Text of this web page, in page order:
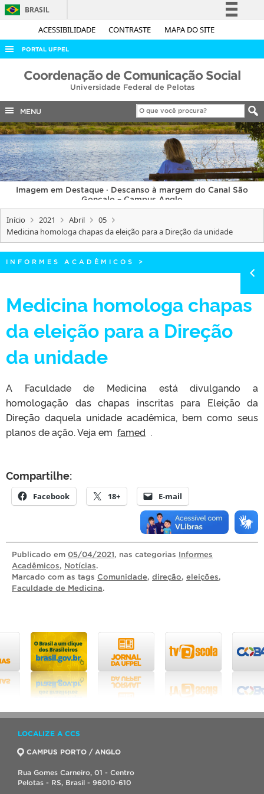
ACESSIBILIDADE CONTRASTE MAPA DO SITE
BRASIL
Simplifique!
Acesso à informação
Legislação
Canais
PORTAL UFPEL
ACESSO À INFORMAÇÃO
COBALTO
CONCURSOS
EDITAIS
INTERNACIONAL
OUVIDORIA
PORTARIAS
TELEFONES
Coordenação de Comunicação Social
Universidade Federal de Pelotas
MENU
Imagem em Destaque · Descanso à margem do Canal São
Gonçalo – Campus Anglo
Início 2021 Abril
05
Medicina homologa chapas da eleição para a Direção da unidade
INFORMES ACADÊMICOS >
Medicina homologa chapas
da eleição para a Direção
da unidade
A Faculdade de Medicina está divulgando a
homologação das chapas inscritas para Eleição da
Direção daquela unidade acadêmica, bem como seus
planos de ação. Veja em famed .
Compartilhe:
Facebook 18+ E-mail
Publicado em 05/04/2021, nas categorias Informes
Acadêmicos, Notícias.
Marcado com as tags Comunidade, direção, eleições,
Faculdade de Medicina.
LOCALIZE A CCS
CAMPUS PORTO / ANGLO
Rua Gomes Carneiro, 01 - Centro
Pelotas - RS, Brasil - 96010-610